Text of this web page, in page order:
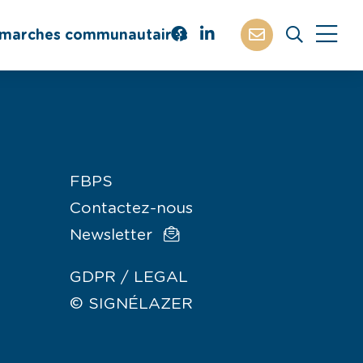
communautaires
FBPS
Contactez-nous
Newsletter
GDPR / LEGAL
© SIGNÉLAZER